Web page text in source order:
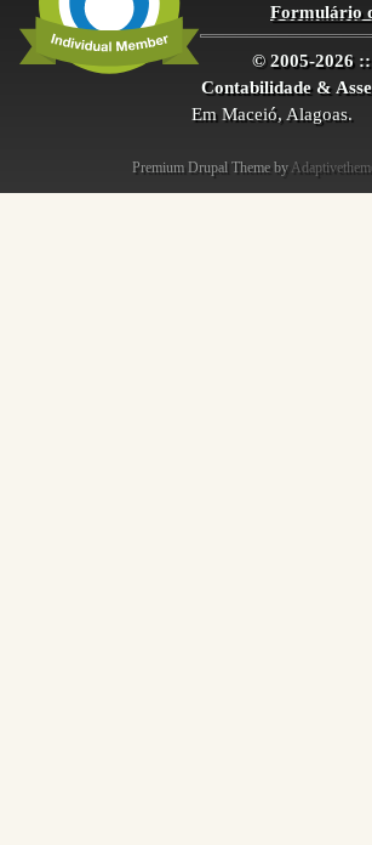
Formulário
© 2005-2026
Contabilidade &
Em Maceió, Alagoas.
Premium Drupal Theme by